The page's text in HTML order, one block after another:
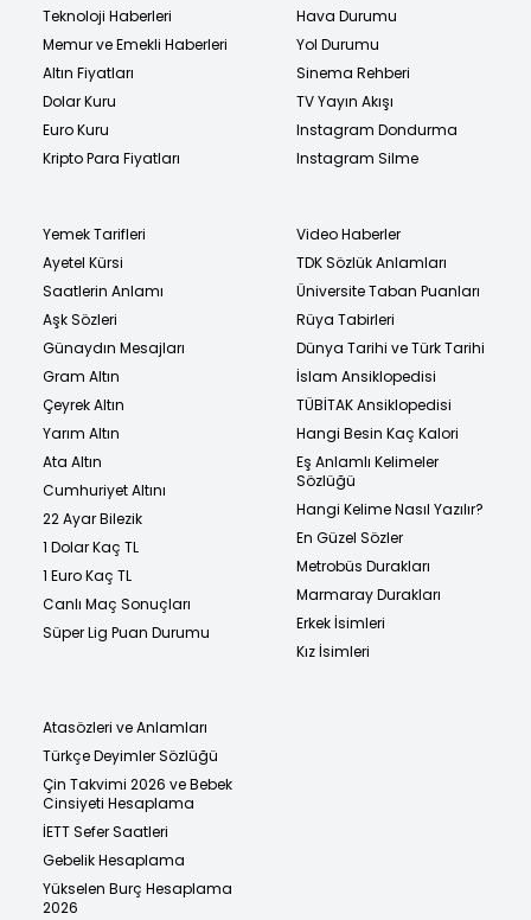
Teknoloji Haberleri
Memur ve Emekli Haberleri
Altın Fiyatları
Dolar Kuru
Euro Kuru
Kripto Para Fiyatları
Hava Durumu
Yol Durumu
Sinema Rehberi
TV Yayın Akışı
Instagram Dondurma
Instagram Silme
Yemek Tarifleri
Ayetel Kürsi
Saatlerin Anlamı
Aşk Sözleri
Günaydın Mesajları
Gram Altın
Çeyrek Altın
Yarım Altın
Ata Altın
Cumhuriyet Altını
22 Ayar Bilezik
1 Dolar Kaç TL
1 Euro Kaç TL
Canlı Maç Sonuçları
Süper Lig Puan Durumu
Video Haberler
TDK Sözlük Anlamları
Üniversite Taban Puanları
Rüya Tabirleri
Dünya Tarihi ve Türk Tarihi
İslam Ansiklopedisi
TÜBİTAK Ansiklopedisi
Hangi Besin Kaç Kalori
Eş Anlamlı Kelimeler
Sözlüğü
Hangi Kelime Nasıl Yazılır?
En Güzel Sözler
Metrobüs Durakları
Marmaray Durakları
Erkek İsimleri
Kız İsimleri
Atasözleri ve Anlamları
Türkçe Deyimler Sözlüğü
Çin Takvimi 2026 ve Bebek
Cinsiyeti Hesaplama
İETT Sefer Saatleri
Gebelik Hesaplama
Yükselen Burç Hesaplama
2026